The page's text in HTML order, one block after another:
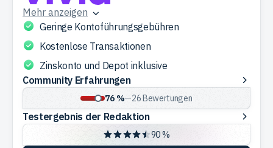
Mehr anzeigen
Geringe Kontoführungsgebühren
Kostenlose Transaktionen
Zinskonto und Depot inklusive
Community
Erfahrungen
Community Erfahrungen
76 %—26 Bewertungen
Testergebnis
der
Redaktion
Testergebnis der Redaktion
90 %